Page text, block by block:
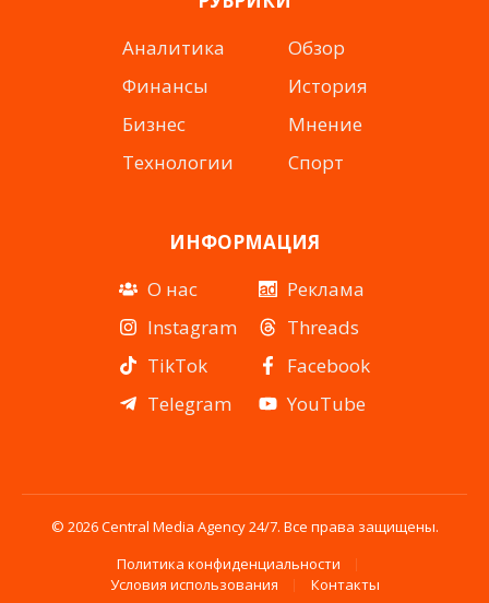
Аналитика
Финансы
Бизнес
Технологии
Обзор
История
Мнение
Спорт
ИНФОРМАЦИЯ
О нас
Instagram
TikTok
Telegram
Реклама
Threads
Facebook
YouTube
© 2026 Central Media Agency 24/7. Все права защищены.
Политика конфиденциальности
Условия использования
Контакты